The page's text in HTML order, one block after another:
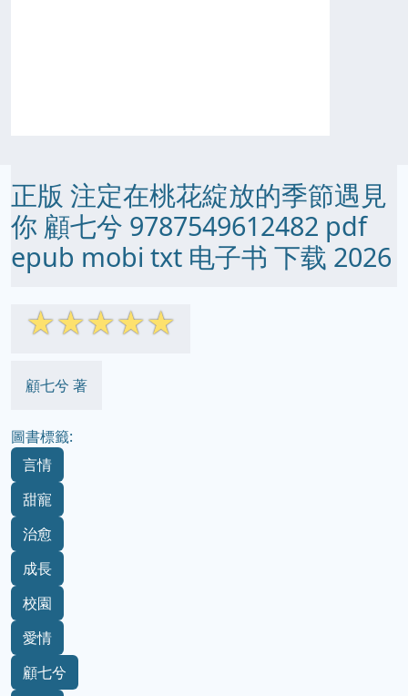
正版 注定在桃花綻放的季節遇見
你 顧七兮 9787549612482 pdf
epub mobi txt 电子书 下载 2026
☆☆☆☆☆
顧七兮 著
圖書標籤:
言情
甜寵
治愈
成長
校園
愛情
顧七兮